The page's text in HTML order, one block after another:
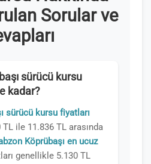
Sorular ve
sürücü kursu
kadar?
sürücü kursu fiyatları
TL ile 11.836 TL arasında
Köprübaşı en ucuz
genellikle 5.130 TL